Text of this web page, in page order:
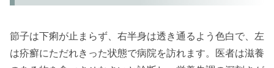
節子は下痢が止まらず、右半身は透き通るよう色白で、左
は疥癬にただれきった状態で病院を訪れます。医者は滋養